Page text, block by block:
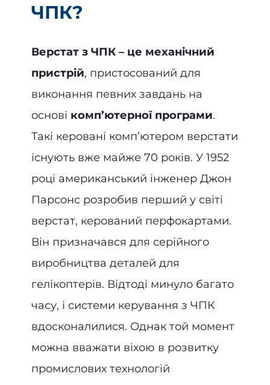
ЧПК?
Верстат з ЧПК – це механічний
пристрій, пристосований для
виконання певних завдань на
основі комп’ютерної програми.
Такі керовані комп’ютером верстати
існують вже майже 70 років. У 1952
році американський інженер Джон
Парсонс розробив перший у світі
верстат, керований перфокартами.
Він призначався для серійного
виробництва деталей для
гелікоптерів. Відтоді минуло багато
часу, і системи керування з ЧПК
вдосконалилися. Однак той момент
можна вважати віхою в розвитку
промислових технологій